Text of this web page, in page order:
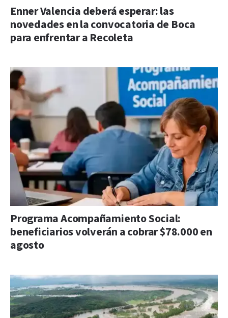
Enner Valencia deberá esperar: las
novedades en la convocatoria de Boca
para enfrentar a Recoleta
Programa Acompañamiento Social:
beneficiarios volverán a cobrar $78.000 en
agosto